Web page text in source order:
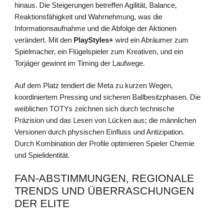
hinaus. Die Steigerungen betreffen Agilität, Balance,
Reaktionsfähigkeit und Wahrnehmung, was die
Informationsaufnahme und die Abfolge der Aktionen
verändert. Mit den PlayStyles+ wird ein Abräumer zum
Spielmacher, ein Flügelspieler zum Kreativen, und ein
Torjäger gewinnt im Timing der Laufwege.
Auf dem Platz tendiert die Meta zu kurzen Wegen,
koordiniertem Pressing und sicheren Ballbesitzphasen. Die
weiblichen TOTYs zeichnen sich durch technische
Präzision und das Lesen von Lücken aus; die männlichen
Versionen durch physischen Einfluss und Antizipation.
Durch Kombination der Profile optimieren Spieler Chemie
und Spielidentität.
FAN-ABSTIMMUNGEN, REGIONALE
TRENDS UND ÜBERRASCHUNGEN
DER ELITE